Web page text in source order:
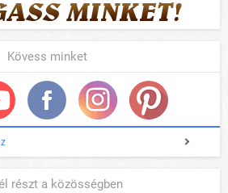
Kövess minket
részt a közösségben